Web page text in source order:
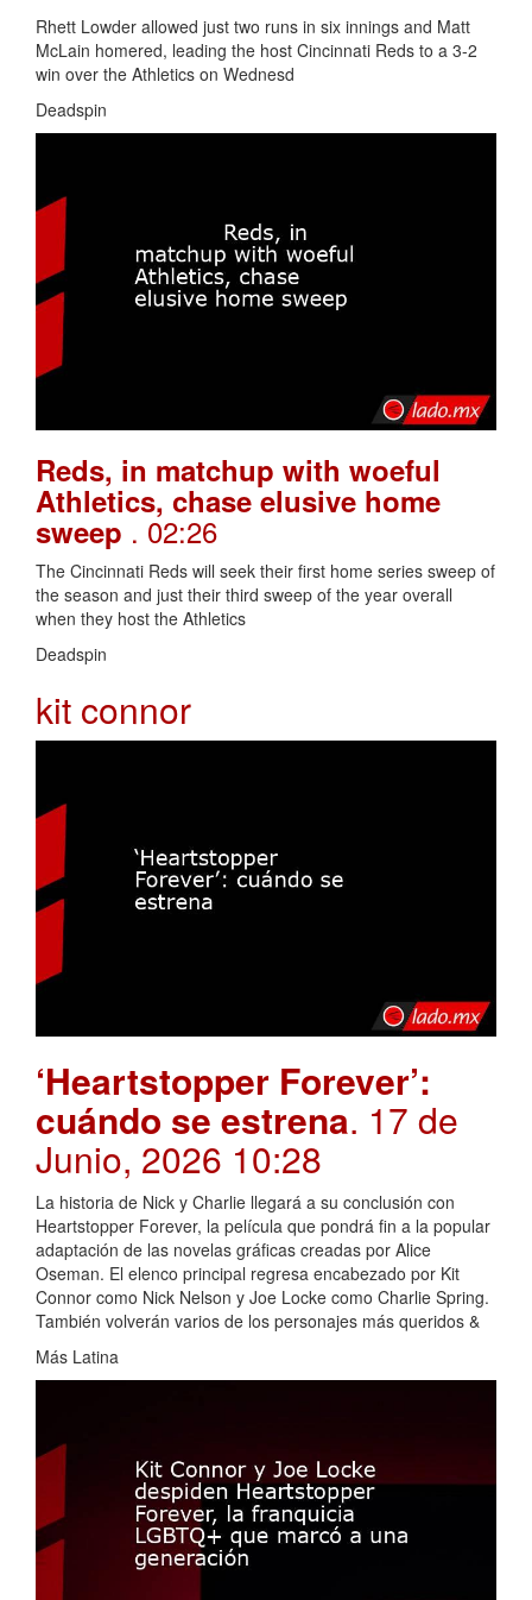
Rhett Lowder allowed just two runs in six innings and Matt
McLain homered, leading the host Cincinnati Reds to a 3-2
win over the Athletics on Wednesd
Deadspin
Reds, in matchup with woeful
Athletics, chase elusive home
sweep . 02:26
The Cincinnati Reds will seek their first home series sweep of
the season and just their third sweep of the year overall
when they host the Athletics
Deadspin
kit connor
‘Heartstopper Forever’:
cuándo se estrena. 17 de
Junio, 2026 10:28
La historia de Nick y Charlie llegará a su conclusión con
Heartstopper Forever, la película que pondrá fin a la popular
adaptación de las novelas gráficas creadas por Alice
Oseman. El elenco principal regresa encabezado por Kit
Connor como Nick Nelson y Joe Locke como Charlie Spring.
También volverán varios de los personajes más queridos &
Más Latina